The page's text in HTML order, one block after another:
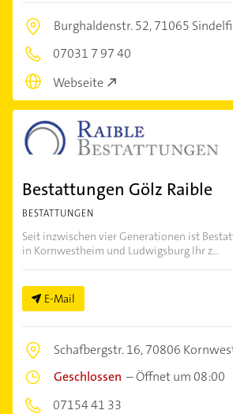
Burghaldenstr. 52,71065
07031 7 97 40
Webseite
Bestattungen Gölz Raible
BESTATTUNGEN
Seit inzwischen vier Generationen ist
in Kornwestheim und Ludwigsburg Ihr z...
E-Mail
Schafbergstr. 16,70806
Geschlossen –Öffnet um 08:00
07154 41 33